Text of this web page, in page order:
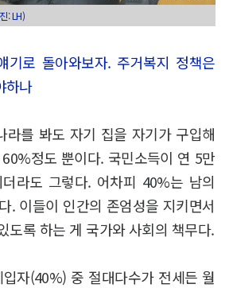
: LH)
기로 돌아와보자. 주거복지 정책은
하나
를 봐도 자기 집을 자기가 구입해
정도 뿐이다. 국민소득이 연 5만
라도 그렇다. 어차피 40%는 남의
. 이들이 인간의 존엄성을 지키면서
도록 하는 게 국가와 사회의 책무다.
자(40%) 중 절대다수가 전세든 월